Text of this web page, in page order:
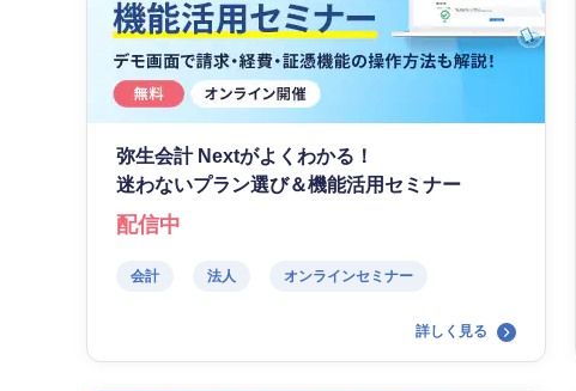
弥生会計 Nextがよくわかる！
迷わないプラン選び＆機能活用セミナー
配信中
会計 法人 オンラインセミナー
詳しく見る